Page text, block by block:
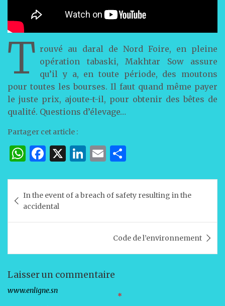
T rouvé au daral de Nord Foire, en pleine
opération tabaski, Makhtar Sow assure
qu’il y a, en toute période, des moutons
pour toutes les bourses. Il faut quand même payer
le juste prix, ajoute-t-il, pour obtenir des bêtes de
qualité. Questions d’élevage…
Partager cet article :
W
at
s
A
p
F
c
e
b
o
X
Li
k
e
dI
E
ai
l
ta
g
er
de
l’article
In the event of a breach of safety resulting in the
accidental
Code de l’environnement
Laisser un commentaire
Votre adresse e-mail ne sera pas publiée.
Les champs obligatoires sont indiqués avec *